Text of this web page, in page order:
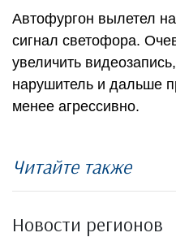
Автофургон вылетел
сигнал светофора.
увеличить
нарушитель и дальше
менее агрессивно.
Читайте также
Новости регионов